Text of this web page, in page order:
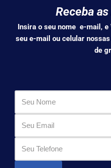
Receba
Insira o seu nome e-mail,
seu e-mail ou celular
de